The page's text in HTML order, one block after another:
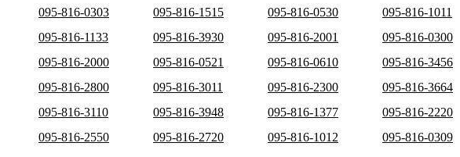
095-816-0303
095-816-1515 095-816-0530 095-816-1011
095-816-1133
095-816-3930 095-816-2001 095-816-0300
095-816-2000
095-816-0521 095-816-0610 095-816-3456
095-816-2800
095-816-3011 095-816-2300 095-816-3664
095-816-3110
095-816-3948 095-816-1377 095-816-2220
095-816-2550
095-816-2720 095-816-1012 095-816-0309